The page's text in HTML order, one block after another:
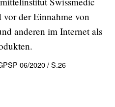
der Einnahme von
anderen im Internet als
06/2020 / S.26